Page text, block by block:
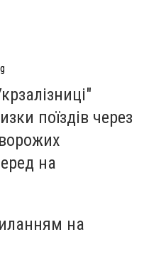
поїздів через
на
на